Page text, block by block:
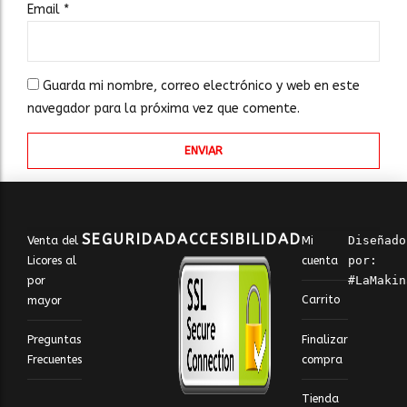
Email *
Guarda mi nombre, correo electrónico y web en este
navegador para la próxima vez que comente.
Venta del
Licores al
por
mayor
Preguntas
Frecuentes
SEGURIDADACCESIBILIDADMi
cuenta
Carrito
Finalizar
compra
Tienda
Diseñado
por: